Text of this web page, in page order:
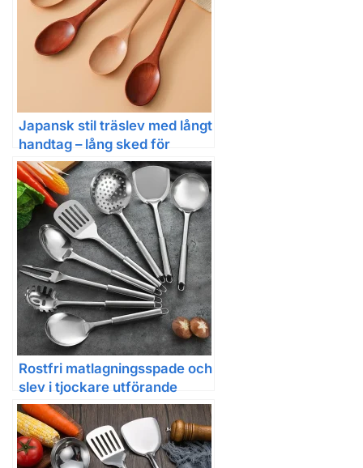
Japansk stil träslev med långt
handtag – lång sked för
ramen och vardagsbruk
Rostfri matlagningsspade och
slev i tjockare utförande